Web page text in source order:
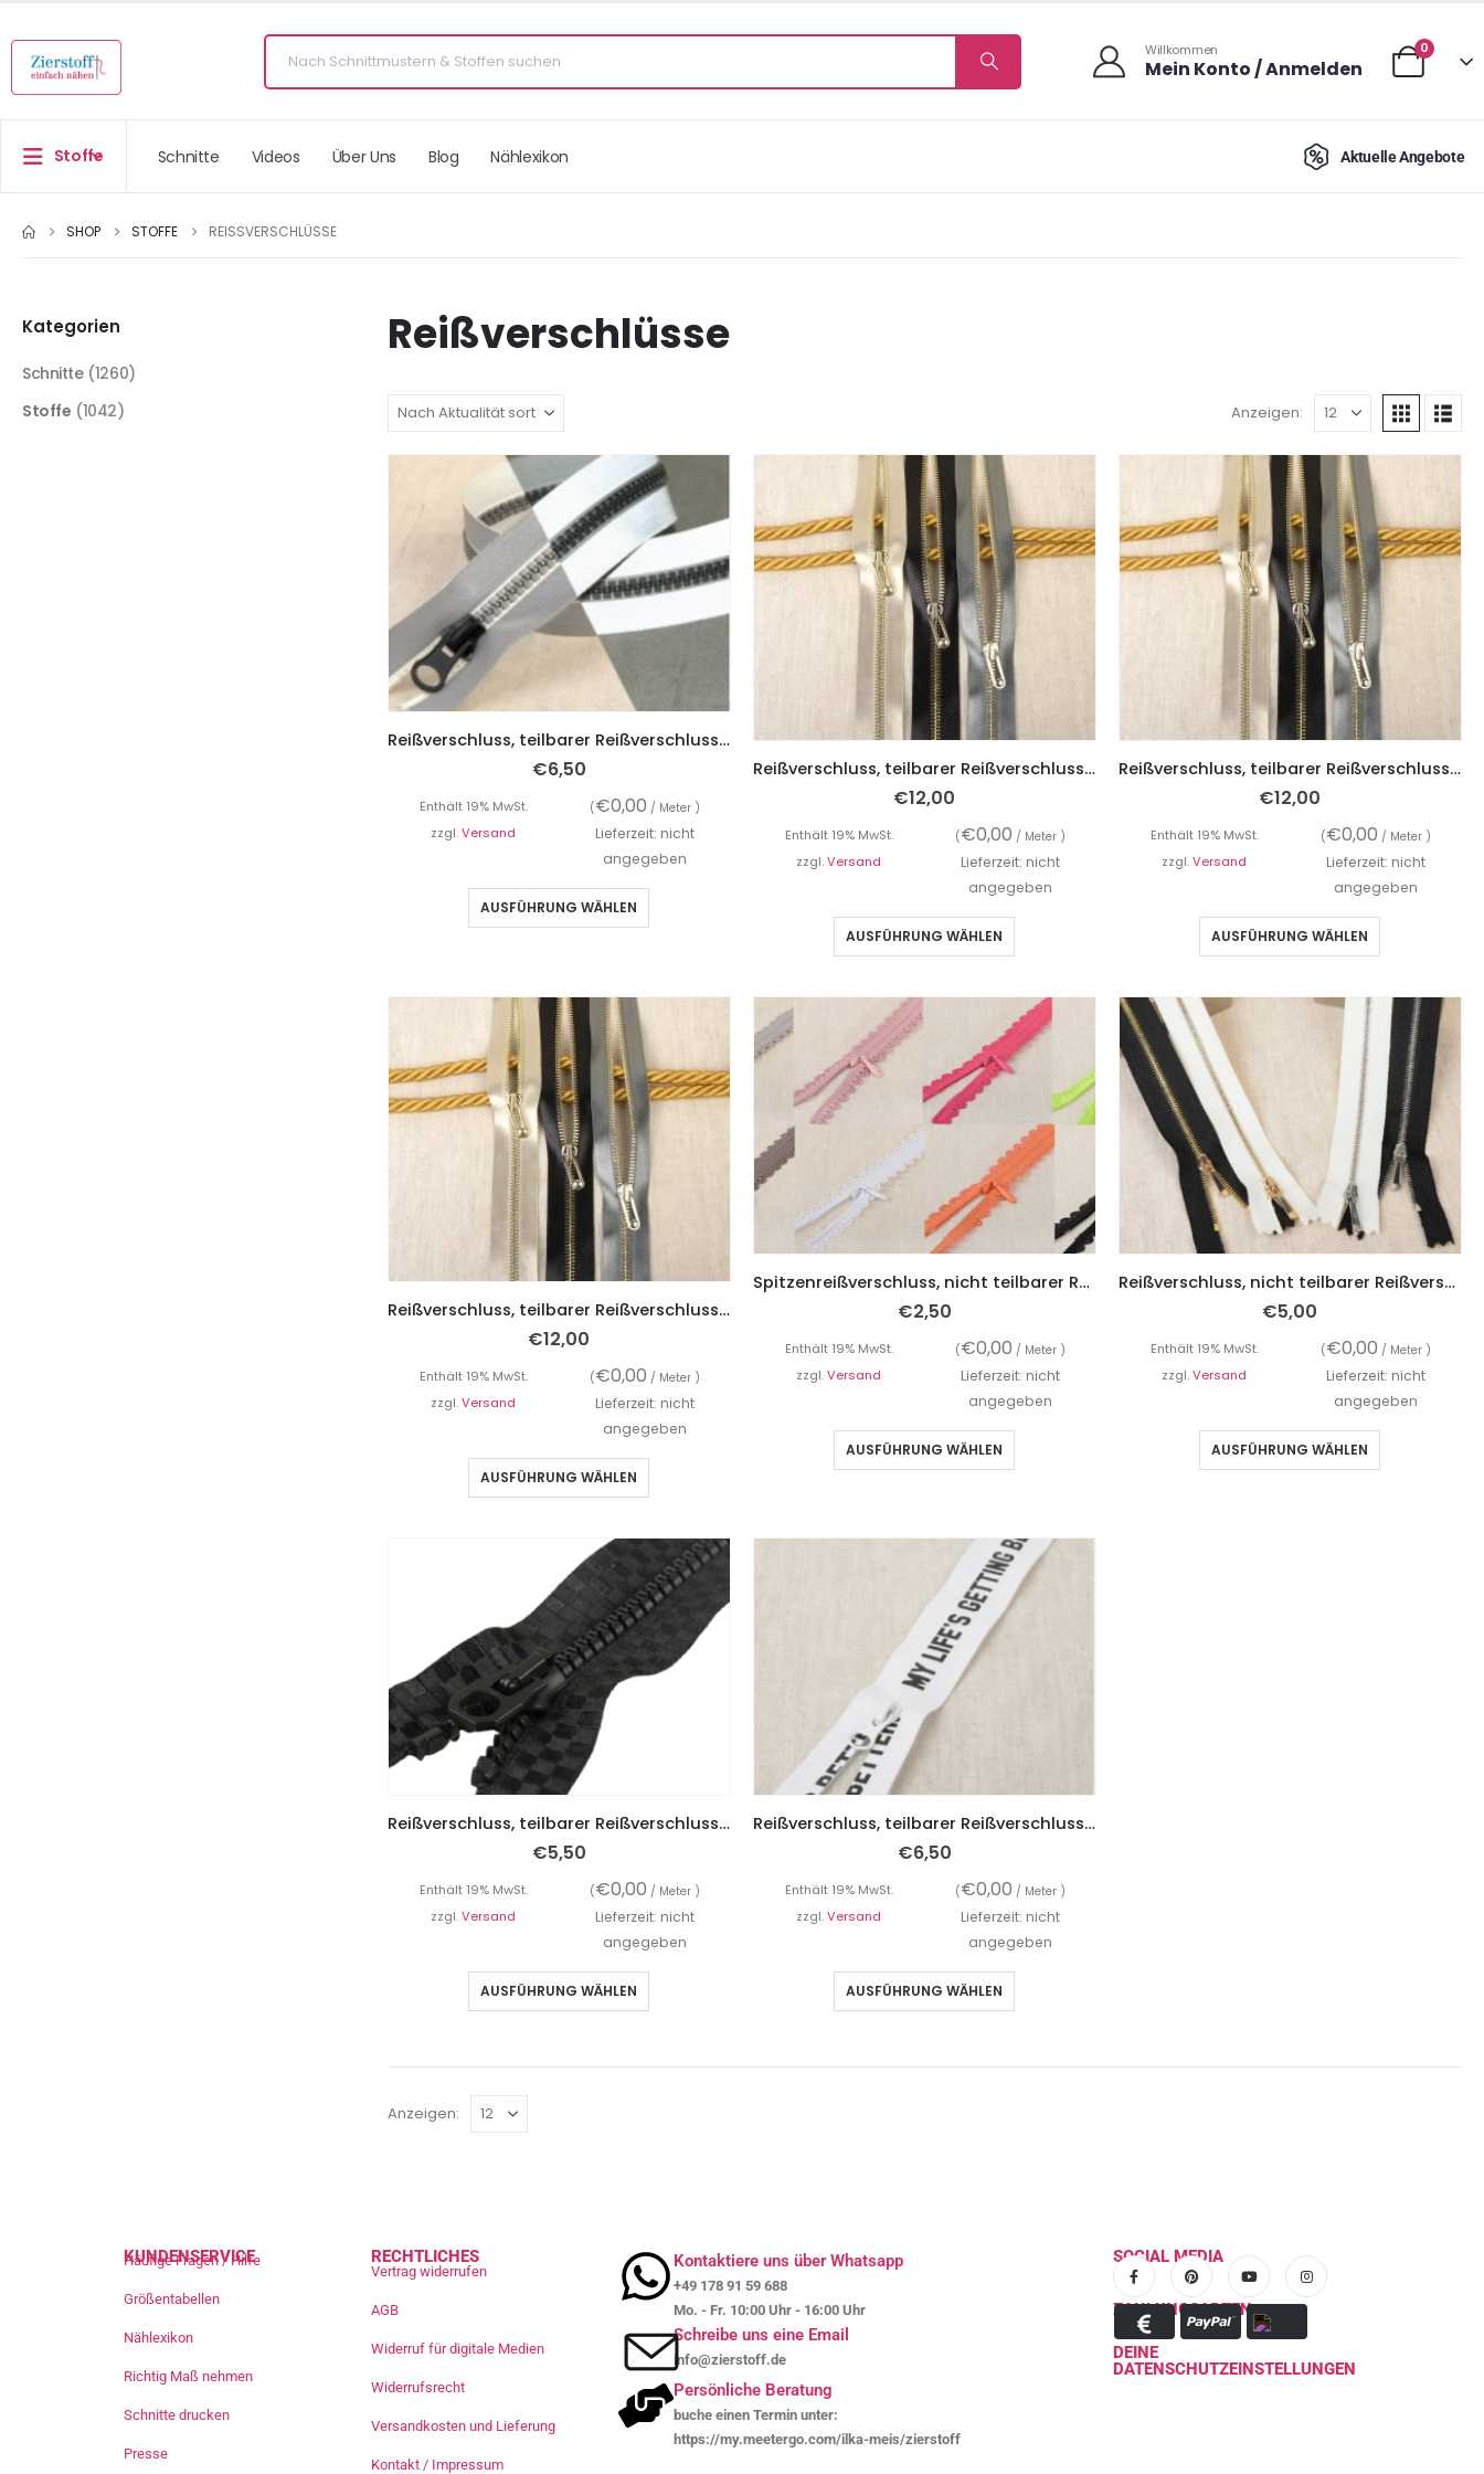
Willkommen
Mein Konto / Anmelden
0
Stoffe Schnitte Videos Über Uns Blog Nählexikon Aktuelle Angebote
SHOP STOFFE REISSVERSCHLÜSSE
Reißverschlüsse
Anzeigen:
Reißverschluss, teilbarer Reißverschluss, reflektierend
€6,50
Enthält 19% MwSt. (€0,00 / Meter )
zzgl.Versand
Lieferzeit: nicht
angegeben
AUSFÜHRUNG WÄHLEN
Reißverschluss, teilbarer Reißverschluss, Satin – 60 cm Länge
€12,00
Enthält 19% MwSt. (€0,00 / Meter )
zzgl.Versand
Lieferzeit: nicht
angegeben
AUSFÜHRUNG WÄHLEN
Reißverschluss, teilbarer Reißverschluss, Satin – 50 cm Länge
€12,00
Enthält 19% MwSt. (€0,00 / Meter )
zzgl.Versand
Lieferzeit: nicht
angegeben
AUSFÜHRUNG WÄHLEN
Reißverschluss, teilbarer Reißverschluss, Satin – 55 cm Länge
€12,00
Enthält 19% MwSt. (€0,00 / Meter )
zzgl.Versand
Lieferzeit: nicht
angegeben
AUSFÜHRUNG WÄHLEN
Spitzenreißverschluss, nicht teilbarer Reißverschluss, unifarben, 22 cm
€2,50
Enthält 19% MwSt. (€0,00 / Meter )
zzgl.Versand
Lieferzeit: nicht
angegeben
AUSFÜHRUNG WÄHLEN
Reißverschluss, nicht teilbarer Reißverschluss, Unifarben mit feinen silbernen Zähnchen, 30 cm
€5,00
Enthält 19% MwSt. (€0,00 / Meter )
zzgl.Versand
Lieferzeit: nicht
angegeben
AUSFÜHRUNG WÄHLEN
Reißverschluss, teilbarer Reißverschluss, Schwarz Kästchenmusterung
€5,50
Enthält 19% MwSt. (€0,00 / Meter )
zzgl.Versand
Lieferzeit: nicht
angegeben
AUSFÜHRUNG WÄHLEN
Reißverschluss, teilbarer Reißverschluss, Weiß mit Schrift
€6,50
Enthält 19% MwSt. (€0,00 / Meter )
zzgl.Versand
Lieferzeit: nicht
angegeben
AUSFÜHRUNG WÄHLEN
Anzeigen:
Kategorien
Schnitte (1260)
Stoffe (1042)
KUNDENSERVICE
Häufige Fragen / Hilfe
Größentabellen
Nählexikon
Richtig Maß nehmen
Schnitte drucken
Presse
RECHTLICHES
Vertrag widerrufen
AGB
Widerruf für digitale Medien
Widerrufsrecht
Versandkosten und Lieferung
Kontakt / Impressum
Kontaktiere uns über Whatsapp
+49 178 91 59 688
Mo. - Fr. 10:00 Uhr - 16:00 Uhr
Schreibe uns eine Email
info@zierstoff.de
Persönliche Beratung
buche einen Termin unter:
https://my.meetergo.com/ilka-meis/zierstoff
SOCIAL MEDIA
ZAHLUNGSARTEN
DEINE
DATENSCHUTZEINSTELLUNGEN